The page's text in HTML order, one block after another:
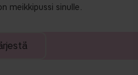
meikkipussi sinulle.